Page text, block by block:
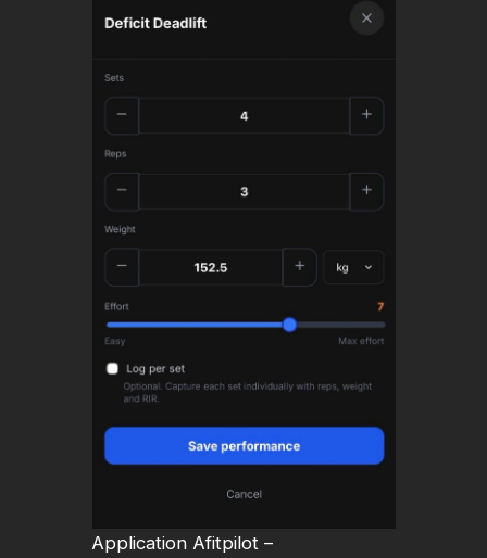
Application Afitpilot –